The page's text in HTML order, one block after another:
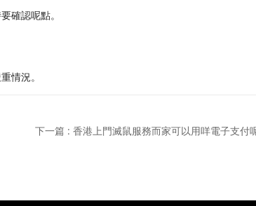
確認呢點。
情況。
下一篇 : 香港上門滅鼠服務而家可以用咩電子支付